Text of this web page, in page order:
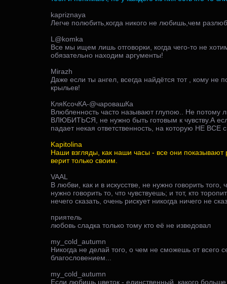
kapriznaya
Легче полюбить,когда никого не любишь,чем
L@komka
Все мы ищем лишь отговорки, когда чего-то не
обязательно находим аргументы!
Mirazh
Даже если ты ангел, всегда найдётся тот , кому не
крыльев!
КляКсочКА-@чаровашКа
Влюбленность часто называют глупою.. Не потому
ВЛЮБИТЬСЯ, не нужно быть готовым к чувству.А
падает некая ответственность, на которую НЕ ВСЕ
Kapitolina
Наши взгляды, как наши часы - все они
верит только своим.
VAAL
В любви, как и в искусстве, не нужно говорить того,
нужно говорить то, что чувствуешь; и тот, кто
нечего сказать, очень рискует никогда ничего не
приятель
любовь сладка только тому кто её не изведовал
my_cold_autumn
Никогда не делай того, о чем не сможешь от всего
благословением...
my_cold_autumn
Если любишь цветок - единственный, какого